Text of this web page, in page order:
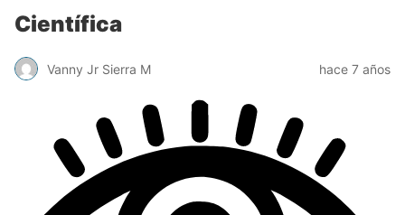
Científica
Vanny Jr Sierra M hace 7 años